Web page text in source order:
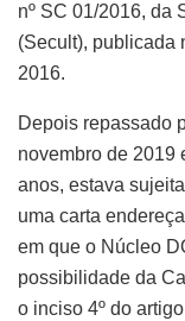
nº SC 01/2016, da
(Secult), publicada
2016.
Depois repassado
novembro de 2019
anos, estava
uma carta
em que o Núcleo
possibilidade da
o inciso 4º do